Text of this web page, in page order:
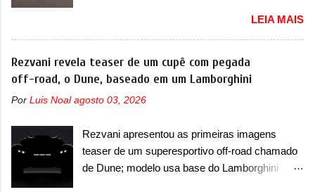
primeiras imagens do interior com a nova
configuração. A principal mudança fica por
conta da segunda fila de bancos, que perde as
poltronas individuais por bancos mais
convencionais, de três lugares. Ao mesmo
pode reclinar e nele existe dois espaços de
recarga por indução para smartphones...
imagens teaser do Type 01 em testes pelas
ruas de Mônaco. O modelo continua rodando
em testes e chegou no principado para o E-Prix
de Fórmula E, como apoio a equipe da Jaguar
na competição. O elétrico aproveitou para
passar por uma série de localidades da cidade-
Cassino e La Rascasse. Para ir a Mônaco, a
marca inglesa apresentou uma nova
camuflagem ao elétrico que representa uma
LEIA MAIS
Rezvani revela teaser de um cupê com pegada
off-road, o Dune, baseado em um Lamborghini
Por Luis Noal agosto 03, 2026
Rezvani apresentou as primeiras imagens
teaser de um superesportivo off-road chamado
de Dune; modelo usa base do Lamborghini